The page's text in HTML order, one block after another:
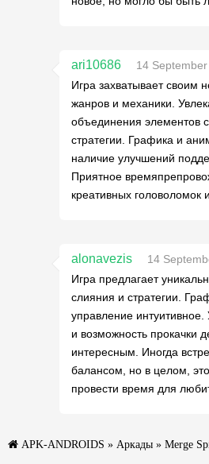
ari10686
14
Игра захватывает своим
жанров и механики.
объединения элементов
стратегии. Графика и
наличие улучшений
Приятное
креативных головоломок
alonavezis
14
Игра предлагает
слияния и стратегии.
управление
и возможность прокачки
интересным. Иногда
балансом, но в целом,
провести время для
APK-ANDROIDS » Аркады » Merge